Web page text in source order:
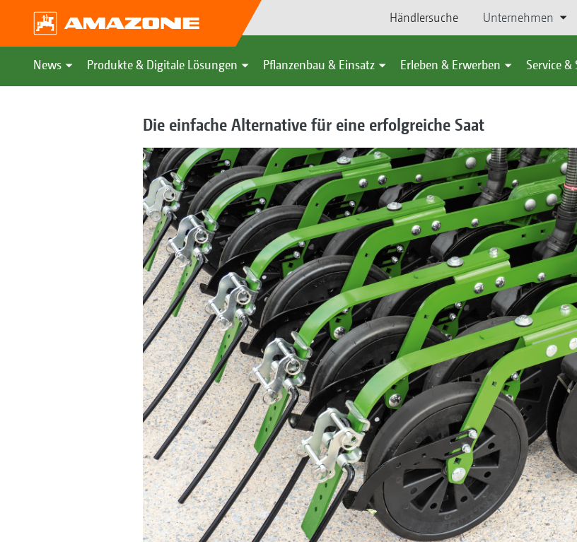
Händlersuche Unternehmen
News Produkte & Digitale Lösungen Pflanzenbau & Einsatz Erleben & Erwerben Service
Die einfache Alternative für eine erfolgreiche Saat